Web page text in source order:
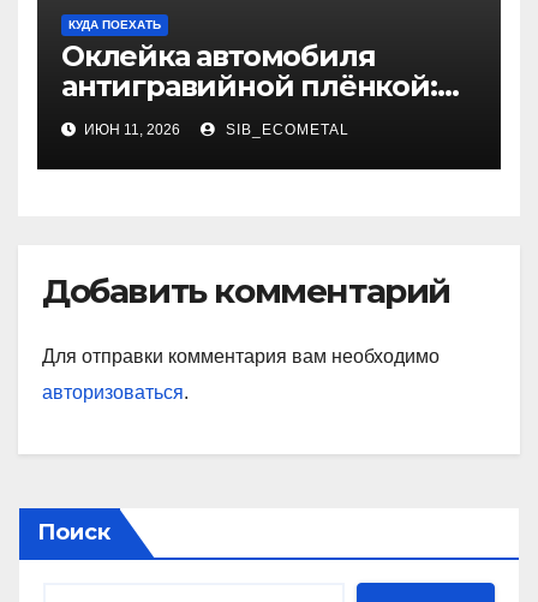
КУДА ПОЕХАТЬ
Оклейка автомобиля
антигравийной плёнкой:
методы нанесения, типы
материалов и
эксплуатационные
ИЮН 11, 2026 SIB_ECOMETAL
Добавить комментарий
Для отправки комментария вам необходимо
авторизоваться.
Поиск